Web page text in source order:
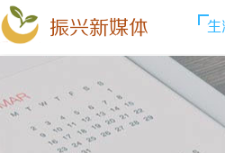
振兴新媒体 生